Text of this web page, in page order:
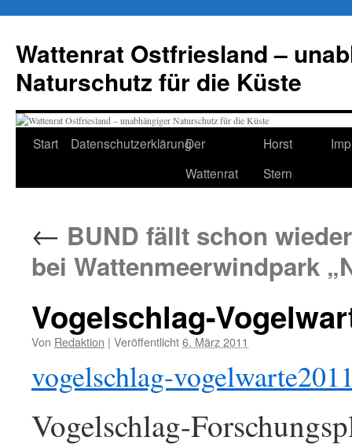
springen
Wattenrat Ostfriesland –
Naturschutz für die Küste
Start DatenschutzerklärungDer
Wattenrat
Horst
Stern
← BUND fällt schon
bei Wattenmeerwindpark
Vogelschlag-
Von Redaktion | Veröffentlicht6. März 2011
vogelschlag-
Vogelschlag-